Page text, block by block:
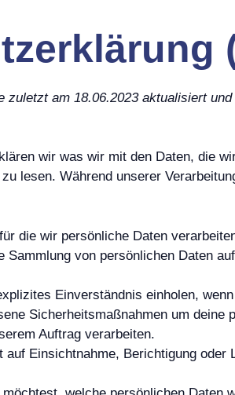
zuletzt am 18.06.2023 aktualisiert
wir was wir mit den Daten, die
lesen. Während unserer
die wir persönliche Daten
Sammlung von persönlichen Daten
Einverständnis einholen,
Sicherheitsmaßnahmen um
Auftrag verarbeiten.
Einsichtnahme, Berichtigung oder